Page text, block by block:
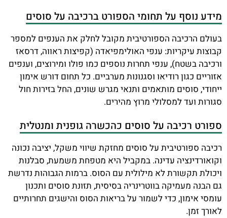
מידע נוסף על תחומי הספורט ברכיבה על סוסים
בעולם הרכיבה הספורטיבית מקובל לחלק את הענפים למספר
קבוצות עיקריות: ענפי האולימפיאדה (קפיצות ראווה, דרסאז
ורכיבה בשטח), ענפי תחרות נוספים כמו פולו ומירוצים, וענפים
אזוריים כגון רודיאו וסגנונות מערביים. כל תחום דורש אימון
ייחודי, סוסים מותאמים ותנאי מגרש שונים, החל בזירות חול
סגורות ועד למסלולי מרוץ מהירים.
ספורט רכיבה על סוסים כהכשרה גופנית ומנטלית
רכיבה ספורטיבית על סוסים מחזקת שיווי משקל, יציבה נכונה
וקואורדינציה עדינה. במקביל היא מטפחת משמעת, סבלנות
ויכולת תקשורת לא מילולית עם הסוס. ברמות הגבוהות נדרשת
גם הבנה מעמיקה בווטרינריה בסיסית, תזונת סוסים ותכנון
עומסי אימון, כדי לשמור על בריאות הסוס והישגים תחרותיים
לאורך זמן.